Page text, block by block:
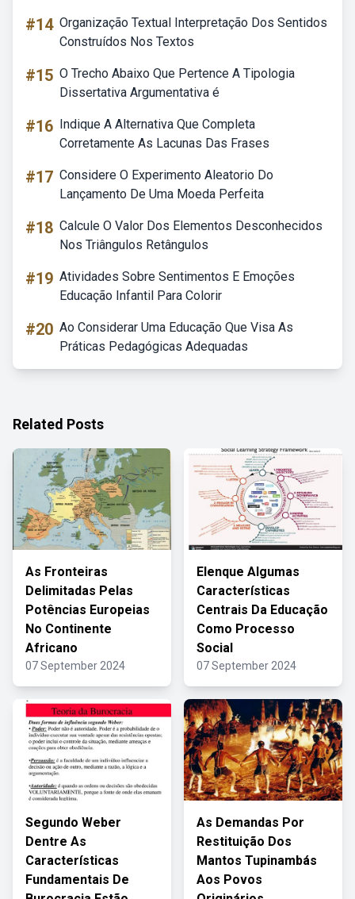
#14 Organização Textual Interpretação Dos Sentidos
Construídos Nos Textos
#15 O Trecho Abaixo Que Pertence A Tipologia
Dissertativa Argumentativa é
#16 Indique A Alternativa Que Completa
Corretamente As Lacunas Das Frases
#17 Considere O Experimento Aleatorio Do
Lançamento De Uma Moeda Perfeita
#18 Calcule O Valor Dos Elementos Desconhecidos
Nos Triângulos Retângulos
#19 Atividades Sobre Sentimentos E Emoções
Educação Infantil Para Colorir
#20 Ao Considerar Uma Educação Que Visa As
Práticas Pedagógicas Adequadas
Related Posts
As Fronteiras
Delimitadas Pelas
Potências Europeias
No Continente
Africano
07 September 2024
Elenque Algumas
Características
Centrais Da Educação
Como Processo
Social
07 September 2024
Segundo Weber
Dentre As
Características
Fundamentais De
As Demandas Por
Restituição Dos
Mantos Tupinambás
Aos Povos